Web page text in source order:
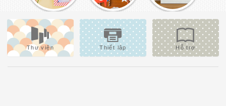
Thư viện Thiết lập Hỗ trợ